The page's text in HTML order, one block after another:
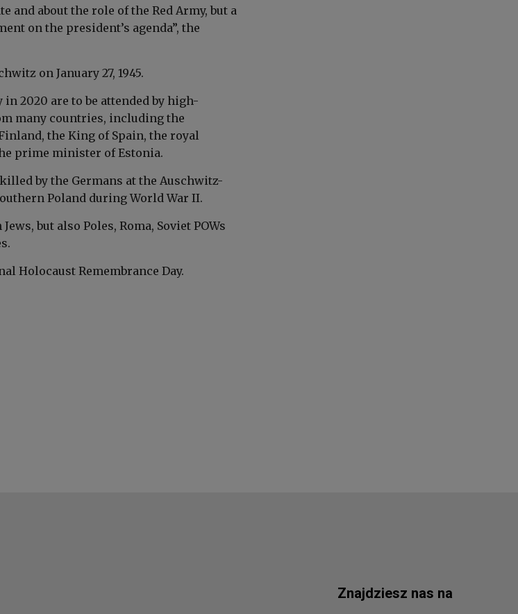
and about the role of the Red Army, but a
on the president’s agenda”, the
on January 27, 1945.
2020 are to be attended by high-
many countries, including the
the King of Spain, the royal
prime minister of Estonia.
by the Germans at the Auschwitz-
Poland during World War II.
but also Poles, Roma, Soviet POWs
Holocaust Remembrance Day.
Znajdziesz nas na